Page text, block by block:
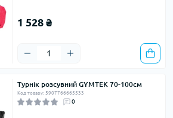
1 528 ₴
Турнік розсувний GYMTEK 70-100см
Код товару: 5907766665533
0